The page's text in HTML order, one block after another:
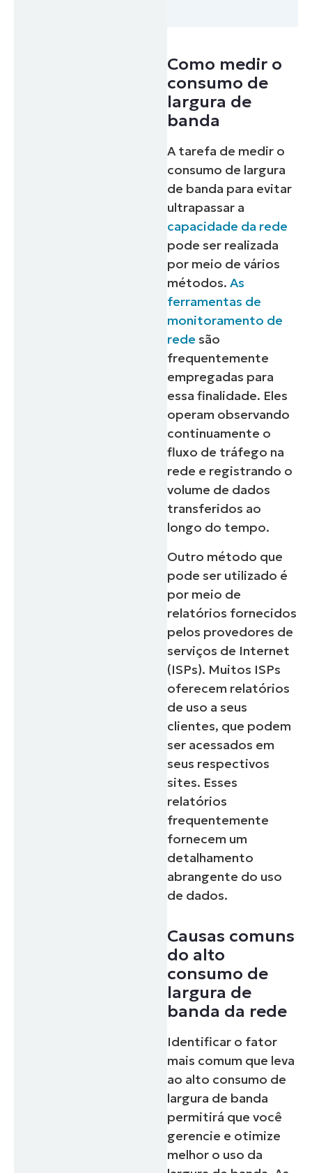
Como medir o
consumo de
largura de
banda
A tarefa de medir o
consumo de largura
de banda para evitar
ultrapassar a
capacidade da rede
pode ser realizada
por meio de vários
métodos.As
ferramentas de
monitoramento de
rede são
frequentemente
empregadas para
essa finalidade. Eles
operam observando
continuamente o
fluxo de tráfego na
rede e registrando o
volume de dados
transferidos ao
longo do tempo.
Outro método que
pode ser utilizado é
por meio de
relatórios fornecidos
pelos provedores de
serviços de Internet
(ISPs). Muitos ISPs
oferecem relatórios
de uso a seus
clientes, que podem
ser acessados em
seus respectivos
sites. Esses
relatórios
frequentemente
fornecem um
detalhamento
abrangente do uso
de dados.
Causas comuns
do alto
consumo de
largura de
banda da rede
Identificar o fator
mais comum que leva
ao alto consumo de
largura de banda
permitirá que você
gerencie e otimize
melhor o uso da